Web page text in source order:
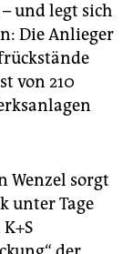
und legt sich
Die Anlieger
von 210
Wenzel sorgt
unter Tage